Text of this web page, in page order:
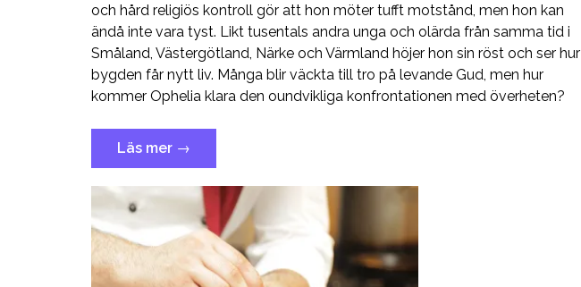
och hård religiös kontroll gör att hon möter tufft motstånd, men hon kan
ändå inte vara tyst. Likt tusentals andra unga och olärda från samma tid i
Småland, Västergötland, Närke och Värmland höjer hon sin röst och ser hur
bygden får nytt liv. Många blir väckta till tro på levande Gud, men hur
kommer Ophelia klara den oundvikliga konfrontationen med överheten?
Läs mer ”VÄGRÖJARE
PÅ
FILM”
→